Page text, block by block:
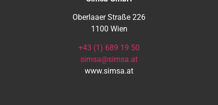
Oberlaaer Straße 226
1100 Wien
+43 (1) 689 19 50
simsa@simsa.at
www.simsa.at